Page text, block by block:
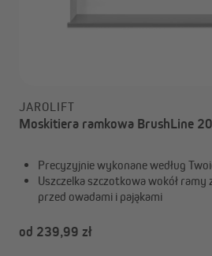
JAROLIFT
Moskitiera ramkowa BrushLine
Precyzyjnie wykonane według
Uszczelka szczotkowa wokół ramy
przed owadami i pająkami
od 239,99 zł